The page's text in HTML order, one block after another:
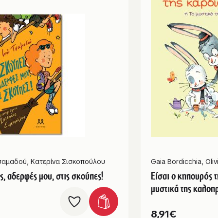
, Κατερίνα Σισκοπούλου
αδερφές μου, στις σκούπες!
Gaia Bordicchia,
Είσαι ο κηπουρός
μυστικά της
8,91€